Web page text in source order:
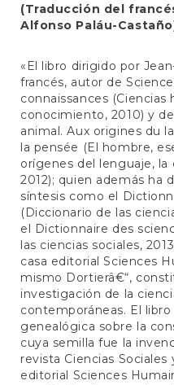
(Traducción del
Alfonso Paláu-
«El libro dirigido por
francés, autor de
connaissances (Ciencias
conocimiento, 2010) y
animal. Aux origines du
la pensée (El hombre,
orígenes del lenguaje,
2012); quien además ha
síntesis como el
(Diccionario de las
el Dictionnaire des
las ciencias sociales,
casa editorial Sciences
mismo Dortierâ€“,
investigación de la
contemporáneas. El
genealógica sobre la
cuya semilla fue la
revista Ciencias
editorial Sciences